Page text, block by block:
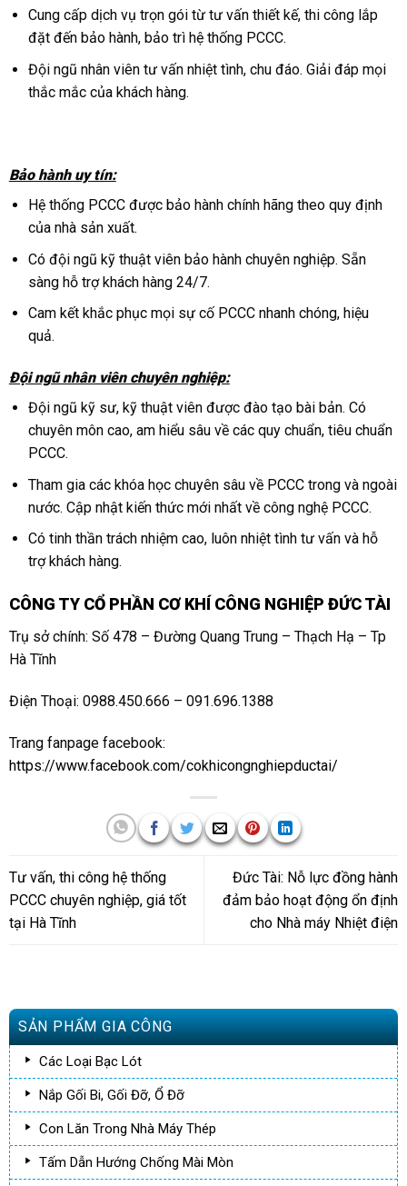
Cung cấp dịch vụ trọn gói từ tư vấn thiết kế, thi công lắp
đặt đến bảo hành, bảo trì hệ thống PCCC.
Đội ngũ nhân viên tư vấn nhiệt tình, chu đáo. Giải đáp mọi
thắc mắc của khách hàng.
Bảo hành uy tín:
Hệ thống PCCC được bảo hành chính hãng theo quy định
của nhà sản xuất.
Có đội ngũ kỹ thuật viên bảo hành chuyên nghiệp. Sẵn
sàng hỗ trợ khách hàng 24/7.
Cam kết khắc phục mọi sự cố PCCC nhanh chóng, hiệu
quả.
Đội ngũ nhân viên chuyên nghiệp:
Đội ngũ kỹ sư, kỹ thuật viên được đào tạo bài bản. Có
chuyên môn cao, am hiểu sâu về các quy chuẩn, tiêu chuẩn
PCCC.
Tham gia các khóa học chuyên sâu về PCCC trong và ngoài
nước. Cập nhật kiến thức mới nhất về công nghệ PCCC.
Có tinh thần trách nhiệm cao, luôn nhiệt tình tư vấn và hỗ
trợ khách hàng.
CÔNG TY CỔ PHẦN CƠ KHÍ CÔNG NGHIỆP ĐỨC TÀI
Trụ sở chính: Số 478 – Đường Quang Trung – Thạch Hạ – Tp
Hà Tĩnh
Điện Thoại: 0988.450.666 – 091.696.1388
Trang fanpage facebook:
https://www.facebook.com/cokhicongnghiepductai/
Tư vấn, thi công hệ thống
PCCC chuyên nghiệp, giá tốt
tại Hà Tĩnh
Đức Tài: Nỗ lực đồng hành
đảm bảo hoạt động ổn định
cho Nhà máy Nhiệt điện
SẢN PHẨM GIA CÔNG
Các Loại Bạc Lót
Nắp Gối Bi, Gối Đỡ, Ổ Đỡ
Con Lăn Trong Nhà Máy Thép
Tấm Dẫn Hướng Chống Mài Mòn